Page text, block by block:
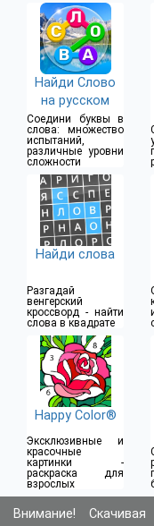
Найди Слово
на русском
Соедини буквы в
слова: множество
испытаний,
различные уровни
сложности
Найди слова
Разгадай
венгерский
кроссворд - найти
слова в квадрате
Happy Color®
Эксклюзивные и
красочные
картинки -
раскраска для
взрослых
Внимание!